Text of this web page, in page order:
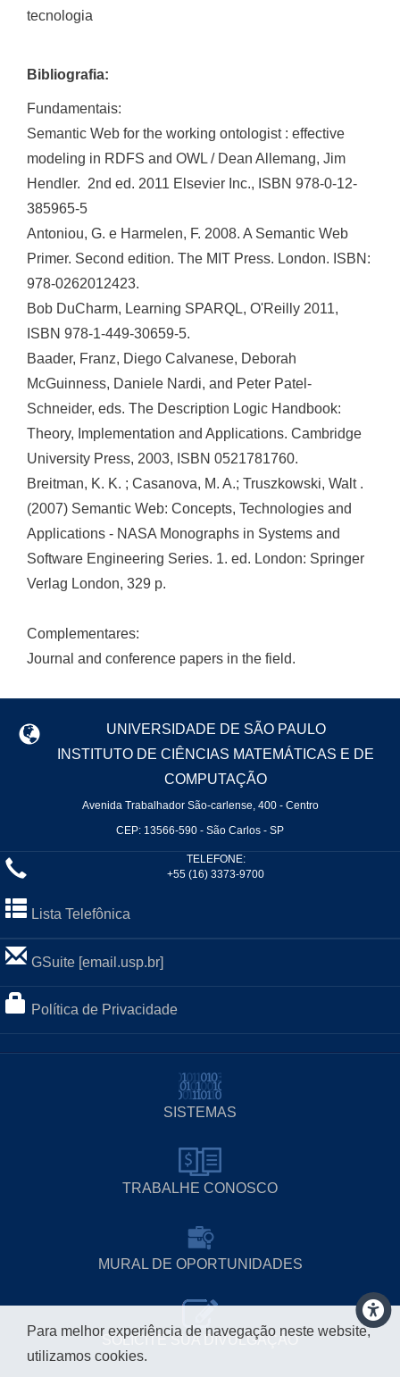
tecnologia
Bibliografia:
Fundamentais:
Semantic Web for the working ontologist : effective
modeling in RDFS and OWL / Dean Allemang, Jim
Hendler.  2nd ed. 2011 Elsevier Inc., ISBN 978-0-12-
385965-5
Antoniou, G. e Harmelen, F. 2008. A Semantic Web
Primer. Second edition. The MIT Press. London. ISBN:
978-0262012423.
Bob DuCharm, Learning SPARQL, O'Reilly 2011,
ISBN 978-1-449-30659-5.
Baader, Franz, Diego Calvanese, Deborah
McGuinness, Daniele Nardi, and Peter Patel-
Schneider, eds. The Description Logic Handbook:
Theory, Implementation and Applications. Cambridge
University Press, 2003, ISBN 0521781760.
Breitman, K. K. ; Casanova, M. A.; Truszkowski, Walt .
(2007) Semantic Web: Concepts, Technologies and
Applications - NASA Monographs in Systems and
Software Engineering Series. 1. ed. London: Springer
Verlag London, 329 p.
Complementares:
Journal and conference papers in the field.
UNIVERSIDADE DE SÃO PAULO
INSTITUTO DE CIÊNCIAS MATEMÁTICAS E DE
COMPUTAÇÃO
Avenida Trabalhador São-carlense, 400 - Centro
CEP: 13566-590 - São Carlos - SP
TELEFONE:
+55 (16) 3373-9700
Lista Telefônica
GSuite [email.usp.br]
Política de Privacidade
SISTEMAS
TRABALHE CONOSCO
MURAL DE OPORTUNIDADES
SOLICITE SUA DIVULGAÇÃO
Para melhor experiência de navegação neste website,
utilizamos cookies.